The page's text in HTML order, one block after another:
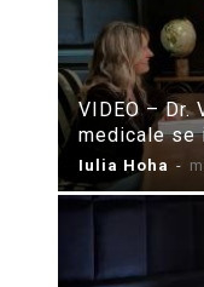
VIDEO – Dr.
medicale se
Iulia Hoha -